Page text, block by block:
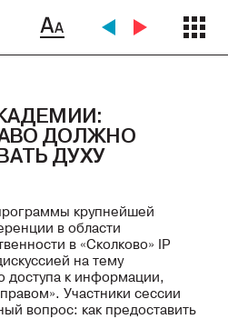
ДОЛЖНО
ДУХУ
крупнейшей
в области
в «Сколково» IP
на тему
доступа к информации,
Участники сессии
вопрос: как предоставить